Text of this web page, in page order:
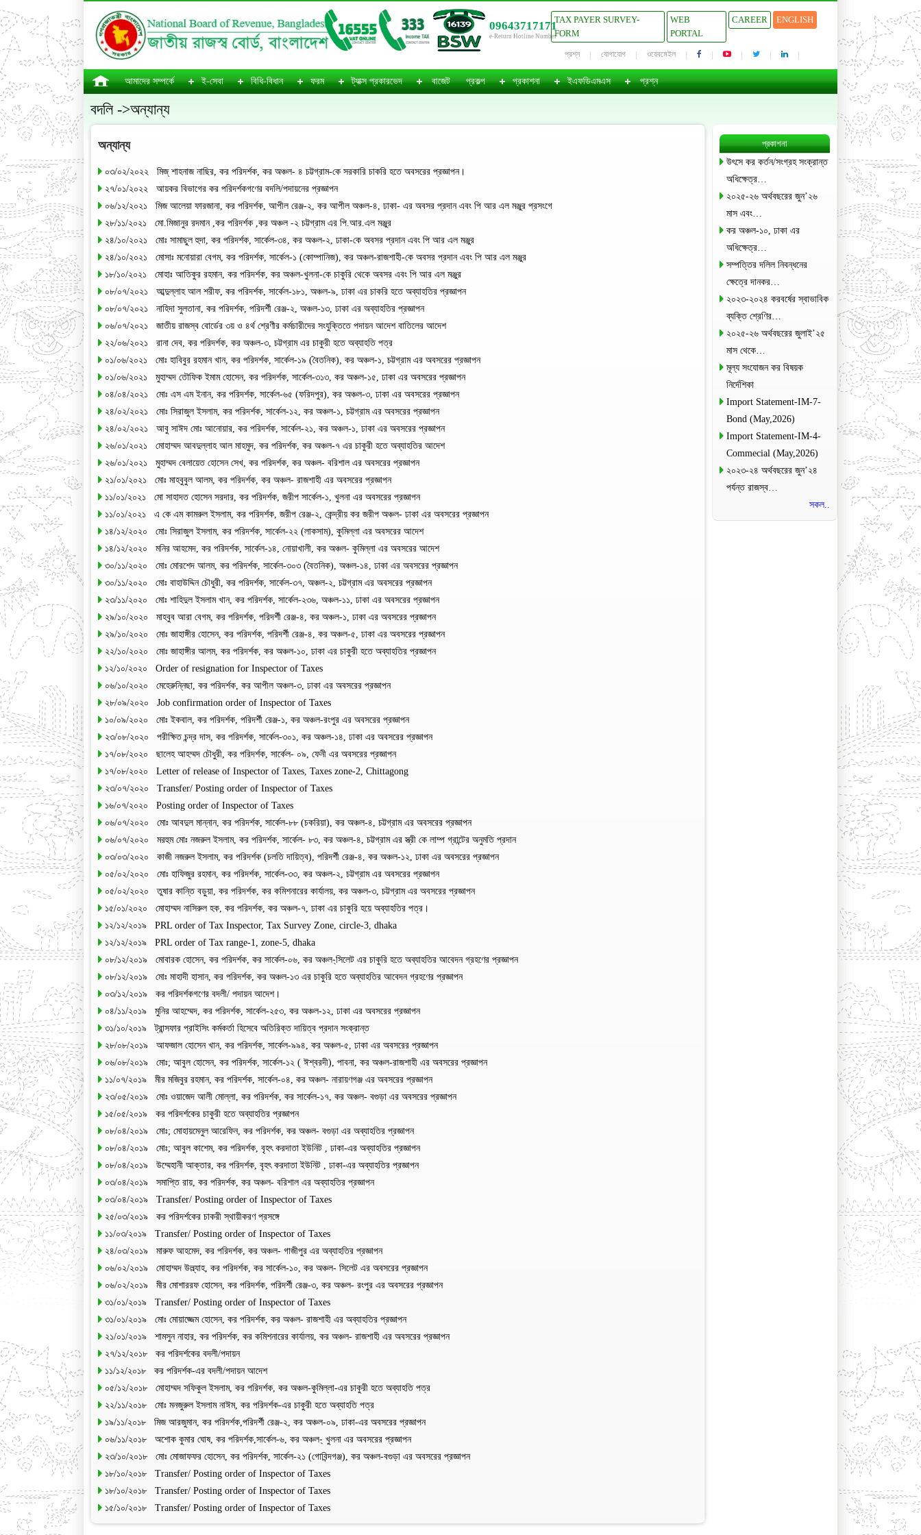
09643717171
e-Return Hotline Number
TAX PAYER SURVEY-
FORM
WEB
PORTAL
CAREER ENGLISH
প্রশ্ন যোগাযোগ ওয়েবমেইল
আমাদের সম্পর্কে ই-সেবা বিধি-বিধান ফরম ট্যাক্স প্রকারভেদ বাজেট প্রকল্প প্রকাশনা ইএফডিএমএস প্রশ্ন
বদলি ->অন্যান্য
অন্যান্য
০৩/০২/২০২২ মিজ্ শাহনাজ নাছির, কর পরিদর্শক, কর অঞ্চল- ৪ চট্টগ্রাম-কে সরকারি চাকরি হতে অবসরের প্রজ্ঞাপন।
২৭/০১/২০২২ আয়কর বিভাগের কর পরিদর্শকগণের বদলি/পদায়নের প্রজ্ঞাপন
০৬/১২/২০২১ মিজ আলেয়া ফারজানা, কর পরিদর্শক, আপীল রেঞ্জ-২, কর আপীল অঞ্চল-৪, ঢাকা- এর অবসর প্রদান এবং পি আর এল মঞ্জুর প্রসংগে
২৮/১১/২০২১ মো.মিজানুর রদমান ,কর পরিদর্শক ,কর অঞ্চল -২ চট্টগ্রাম এর পি.আর.এল মঞ্জুর
২৪/১০/২০২১ মোঃ সামাছুল হুদা, কর পরিদর্শক, সার্কেল-৩৪, কর অঞ্চল-২, ঢাকা-কে অবসর প্রদান এবং পি আর এল মঞ্জুর
২৪/১০/২০২১ মোসাঃ মনোয়ারা বেগম, কর পরিদর্শক, সার্কেল-১ (কোম্পানিজ), কর অঞ্চল-রাজশাহী-কে অবসর প্রদান এবং পি আর এল মঞ্জুর
১৮/১০/২০২১ মোহাঃ আতিকুর রহমান, কর পরিদর্শক, কর অঞ্চল-খুলনা-কে চাকুরি থেকে অবসর এবং পি আর এল মঞ্জুর
০৮/০৭/২০২১ আব্দুল্লাহ আল শরীফ, কর পরিদর্শক, সার্কেল-১৮১, অঞ্চল-৯, ঢাকা এর চাকরি হতে অব্যাহতির প্রজ্ঞাপন
০৮/০৭/২০২১ নাহিদা সুলতানা, কর পরিদর্শক, পরিদর্শী রেঞ্জ-২, অঞ্চল-১৩, ঢাকা এর অব্যাহতির প্রজ্ঞাপন
০৬/০৭/২০২১ জাতীয় রাজস্ব বোর্ডের ৩য় ও ৪র্থ শ্রেণীর কর্মচারীদের সংযুক্তিতে পদায়ন আদেশ বাতিলের আদেশ
২২/০৬/২০২১ রানা দেব, কর পরিদর্শক, কর অঞ্চল-৩, চট্টগ্রাম এর চাকুরী হতে অব্যাহতি পত্র
০১/০৬/২০২১ মোঃ হাবিবুর রহমান খান, কর পরিদর্শক, সার্কেল-১৯ (বৈতনিক), কর অঞ্চল-১, চট্টগ্রাম এর অবসরের প্রজ্ঞাপন
০১/০৬/২০২১ মুহাম্মদ তৌফিক ইমাম হোসেন, কর পরিদর্শক, সার্কেল-৩১৩, কর অঞ্চল-১৫, ঢাকা এর অবসরের প্রজ্ঞাপন
০৪/০৪/২০২১ মোঃ এস এম ইনান, কর পরিদর্শক, সার্কেল-৬৫ (ফরিদপুর), কর অঞ্চল-৩, ঢাকা এর অবসরের প্রজ্ঞাপন
২৪/০২/২০২১ মোঃ সিরাজুল ইসলাম, কর পরিদর্শক, সার্কেল-১২, কর অঞ্চল-১, চট্টগ্রাম এর অবসরের প্রজ্ঞাপন
২৪/০২/২০২১ আবু সাঈদ মোঃ আনোয়ার, কর পরিদর্শক, সার্কেল-২১, কর অঞ্চল-১, ঢাকা এর অবসরের প্রজ্ঞাপন
২৬/০১/২০২১ মোহাম্মদ আবদুল্লাহ আল মাহমুদ, কর পরিদর্শক, কর অঞ্চল-৭ এর চাকুরী হতে অব্যাহতির আদেশ
২৬/০১/২০২১ মুহাম্মদ বেলায়েত হোসেন সেখ, কর পরিদর্শক, কর অঞ্চল- বরিশাল এর অবসরের প্রজ্ঞাপন
২১/০১/২০২১ মোঃ মাহবুবুল আলম, কর পরিদর্শক, কর অঞ্চল- রাজশাহী এর অবসরের প্রজ্ঞাপন
১১/০১/২০২১ মো সাহাদত হোসেন সরদার, কর পরিদর্শক, জরীপ সার্কেল-১, খুলনা এর অবসরের প্রজ্ঞাপন
১১/০১/২০২১ এ কে এম কামরুল ইসলাম, কর পরিদর্শক, জরীপ রেঞ্জ-২, কেন্দ্রীয় কর জরীপ অঞ্চল- ঢাকা এর অবসরের প্রজ্ঞাপন
১৪/১২/২০২০ মোঃ সিরাজুল ইসলাম, কর পরিদর্শক, সার্কেল-২২ (লাকসাম), কুমিল্লা এর অবসরের আদেশ
১৪/১২/২০২০ মনির আহমেদ, কর পরিদর্শক, সার্কেল-১৪, নোয়াখালী, কর অঞ্চল- কুমিল্লা এর অবসরের আদেশ
৩০/১১/২০২০ মোঃ মোরশেদ আলম, কর পরিদর্শক, সার্কেল-৩০৩ (বৈতনিক), অঞ্চল-১৪, ঢাকা এর অবসরের প্রজ্ঞাপন
৩০/১১/২০২০ মোঃ বাহাউদ্দিন চৌধুরী, কর পরিদর্শক, সার্কেল-৩৭, অঞ্চল-২, চট্টগ্রাম এর অবসরের প্রজ্ঞাপন
২৩/১১/২০২০ মোঃ শাহিদুল ইসলাম খান, কর পরিদর্শক, সার্কেল-২৩৬, অঞ্চল-১১, ঢাকা এর অবসরের প্রজ্ঞাপন
২৯/১০/২০২০ মাহবুব আরা বেগম, কর পরিদর্শক, পরিদর্শী রেঞ্জ-৪, কর অঞ্চল-১, ঢাকা এর অবসরের প্রজ্ঞাপন
২৯/১০/২০২০ মোঃ জাহাঙ্গীর হোসেন, কর পরিদর্শক, পরিদর্শী রেঞ্জ-৪, কর অঞ্চল-৫, ঢাকা এর অবসরের প্রজ্ঞাপন
২২/১০/২০২০ মোঃ জাহাঙ্গীর আলম, কর পরিদর্শক, কর অঞ্চল-১০, ঢাকা এর চাকুরী হতে অব্যাহতির প্রজ্ঞাপন
১২/১০/২০২০ Order of resignation for Inspector of Taxes
০৬/১০/২০২০ মেহেরুন্নিছা, কর পরিদর্শক, কর আপীল অঞ্চল-৩, ঢাকা এর অবসরের প্রজ্ঞাপন
২৮/০৯/২০২০ Job confirmation order of Inspector of Taxes
১০/০৯/২০২০ মোঃ ইকবাল, কর পরিদর্শক, পরিদর্শী রেঞ্জ-১, কর অঞ্চল-রংপুর এর অবসরের প্রজ্ঞাপন
২৩/০৮/২০২০ পরীক্ষিত চন্দ্র দাস, কর পরিদর্শক, সার্কেল-৩০১, কর অঞ্চল-১৪, ঢাকা এর অবসরের প্রজ্ঞাপন
১৭/০৮/২০২০ ছালেহ আহম্মদ চৌধুরী, কর পরিদর্শক, সার্কেল- ০৯, ফেনী এর অবসরের প্রজ্ঞাপন
১৭/০৮/২০২০ Letter of release of Inspector of Taxes, Taxes zone-2, Chittagong
২৩/০৭/২০২০ Transfer/ Posting order of Inspector of Taxes
১৬/০৭/২০২০ Posting order of Inspector of Taxes
০৬/০৭/২০২০ মোঃ আবদুল মান্নান, কর পরিদর্শক, সার্কেল-৮৮ (চকরিয়া), কর অঞ্চল-৪, চট্টগ্রাম এর অবসরের প্রজ্ঞাপন
০৬/০৭/২০২০ মরহুম মোঃ নজরুল ইসলাম, কর পরিদর্শক, সার্কেল- ৮৩, কর অঞ্চল-৪, চট্টগ্রাম এর স্ত্রী কে লাম্প গ্রান্টের অনুমতি প্রদান
০৩/০৩/২০২০ কাজী নজরুল ইসলাম, কর পরিদর্শক (চলতি দায়িত্ব), পরিদর্শী রেঞ্জ-৪, কর অঞ্চল-১২, ঢাকা এর অবসরের প্রজ্ঞাপন
০৫/০২/২০২০ মোঃ হাফিজুর রহমান, কর পরিদর্শক, সার্কেল-৩৩, কর অঞ্চল-২, চট্টগ্রাম এর অবসরের প্রজ্ঞাপন
০৫/০২/২০২০ তুষার কান্তি বড়ুয়া, কর পরিদর্শক, কর কমিশনারের কার্যালয়, কর অঞ্চল-৩, চট্টগ্রাম এর অবসরের প্রজ্ঞাপন
১৫/০১/২০২০ মোহাম্মদ নাসিরুল হক, কর পরিদর্শক, কর অঞ্চল-৭, ঢাকা এর চাকুরি হয়ে অব্যাহতির পত্র।
১২/১২/২০১৯ PRL order of Tax Inspector, Tax Survey Zone, circle-3, dhaka
১২/১২/২০১৯ PRL order of Tax range-1, zone-5, dhaka
০৮/১২/২০১৯ মোবারক হোসেন, কর পরিদর্শক, কর সার্কেল-০৬, কর অঞ্চল-্সিলেট এর চাকুরি হতে অব্যাহতির আবেদন গ্রহণের প্রজ্ঞাপন
০৮/১২/২০১৯ মোঃ মাহাদী হাসান, কর পরিদর্শক, কর অঞ্চল-১৩ এর চাকুরি হতে অব্যাহতির আবেদন গ্রহণের প্রজ্ঞাপন
০৩/১২/২০১৯ কর পরিদর্শকগণের বদলী/ পদায়ন আদেশ।
০৪/১১/২০১৯ মুনির আহম্মেদ, কর পরিদর্শক, সার্কেল-২৫৩, কর অঞ্চল-১২, ঢাকা এর অবসরের প্রজ্ঞাপন
৩১/১০/২০১৯ ট্রান্সফার প্রাইসিং কর্মকর্তা হিসেবে অতিরিক্ত দায়িত্ব প্রদান সংক্রান্ত
২৮/০৮/২০১৯ আফজাল হোসেন খান, কর পরিদর্শক, সার্কেল-৯৯৪, কর অঞ্চল-৫, ঢাকা এর অবসরের প্রজ্ঞাপন
০৬/০৮/২০১৯ মোঃ; আবুল হোসেন, কর পরিদর্শক, সার্কেল-১২ ( ঈশ্বরদী), পাবনা, কর অঞ্চল-রাজশাহী এর অবসরের প্রজ্ঞাপন
১১/০৭/২০১৯ মীর মজিবুর রহমান, কর পরিদর্শক, সার্কেল-০৪, কর অঞ্চল- নারায়ণগঞ্জ এর অবসরের প্রজ্ঞাপন
২৩/০৫/২০১৯ মোঃ ওয়াজেদ আলী মোল্লা, কর পরিদর্শক, কর সার্কেল-১৭, কর অঞ্চল- বগুড়া এর অবসরের প্রজ্ঞাপন
১৫/০৫/২০১৯ কর পরিদর্শকের চাকুরী হতে অব্যাহতির প্রজ্ঞাপন
০৮/০৪/২০১৯ মোঃ; মোহায়মেনুল আরেফিন, কর পরিদর্শক, কর অঞ্চল- বগুড়া এর অব্যাহতির প্রজ্ঞাপন
০৮/০৪/২০১৯ মোঃ; আবুল কাশেম, কর পরিদর্শক, বৃহৎ করদাতা ইউনিট , ঢাকা-এর অব্যাহতির প্রজ্ঞাপন
০৮/০৪/২০১৯ উম্মেহানী আক্তার, কর পরিদর্শক, বৃহৎ করদাতা ইউনিট , ঢাকা-এর অব্যাহতির প্রজ্ঞাপন
০৩/০৪/২০১৯ সমাপ্তি রায়, কর পরিদর্শক, কর অঞ্চল- বরিশাল এর অব্যাহতির প্রজ্ঞাপন
০৩/০৪/২০১৯ Transfer/ Posting order of Inspector of Taxes
২৫/০৩/২০১৯ কর পরিদর্শকের চাকরী স্থায়ীকরণ প্রসঙ্গে
১১/০৩/২০১৯ Transfer/ Posting order of Inspector of Taxes
২৪/০৩/২০১৯ মারুফ আহমেদ, কর পরিদর্শক, কর অঞ্চল- গাজীপুর এর অব্যাহতির প্রজ্ঞাপন
০৬/০২/২০১৯ মোহাম্মদ উল্ল্যাহ, কর পরিদর্শক, কর সার্কেল-১০, কর অঞ্চল- সিলেট এর অবসরের প্রজ্ঞাপন
০৬/০২/২০১৯ মীর মোশাররফ হোসেন, কর পরিদর্শক, পরিদর্শী রেঞ্জ-৩, কর অঞ্চল- রংপুর এর অবসরের প্রজ্ঞাপন
৩১/০১/২০১৯ Transfer/ Posting order of Inspector of Taxes
৩১/০১/২০১৯ মোঃ মোয়াজ্জেম হোসেন, কর পরিদর্শক, কর অঞ্চল- রাজশাহী এর অব্যাহতির প্রজ্ঞাপন
২১/০১/২০১৯ শামসুন নাহার, কর পরিদর্শক, কর কমিশনারের কার্যালয়, কর অঞ্চল- রাজশাহী এর অবসরের প্রজ্ঞাপন
২৭/১২/২০১৮ কর পরিদর্শকের বদলী/পদায়ন
১১/১২/২০১৮ কর পরিদর্শক-এর বদলী/পদায়ন আদেশ
০৫/১২/২০১৮ মোহাম্মদ সফিকুল ইসলাম, কর পরিদর্শক, কর অঞ্চল-কুমিল্লা-এর চাকুরী হতে অব্যাহতি পত্র
২২/১১/২০১৮ মোঃ মনজুরুল ইসলাম নাঈম, কর পরিদর্শক-এর চাকুরী হতে অব্যাহতি পত্র
১৯/১১/২০১৮ মিজ আরজুমান, কর পরিদর্শক,পরিদর্শী রেঞ্জ-২, কর অঞ্চল-০৯, ঢাকা-এর অবসরের প্রজ্ঞাপন
০৬/১১/২০১৮ অশোক কুমার ঘোষ, কর পরিদর্শক,সার্কেল-৬, কর অঞ্চল-্ খুলনা এর অবসরের প্রজ্ঞাপন
২৩/১০/২০১৮ মোঃ মোজাফফর হোসেন, কর পরিদর্শক, সার্কেল-২১ (গোবিন্দগঞ্জ), কর অঞ্চল-বগুড়া এর অবসরের প্রজ্ঞাপন
১৮/১০/২০১৮ Transfer/ Posting order of Inspector of Taxes
১৮/১০/২০১৮ Transfer/ Posting order of Inspector of Taxes
১৫/১০/২০১৮ Transfer/ Posting order of Inspector of Taxes
প্রকাশনা
উৎসে কর কর্তন/সংগ্রহ সংক্রান্ত
অধিক্ষেত্র…
২০২৫-২৬ অর্থবছরের জুন’২৬
মাস এবং…
কর অঞ্চল-১০, ঢাকা এর
অধিক্ষেত্র…
সম্পত্তির দলিল নিবন্ধনের
ক্ষেত্রে দানকর…
২০২৩-২০২৪ করবর্ষের স্বাভাবিক
ব্যক্তি শ্রেণির…
২০২৫-২৬ অর্থবছরের জুলাই’২৫
মাস থেকে…
মূল্য সংযোজন কর বিষয়ক
নির্দেশিকা
Import Statement-IM-7-
Bond (May,2026)
Import Statement-IM-4-
Commecial (May,2026)
২০২৩-২৪ অর্থবছরের জুন’২৪
পর্যন্ত রাজস্ব…
সকল..